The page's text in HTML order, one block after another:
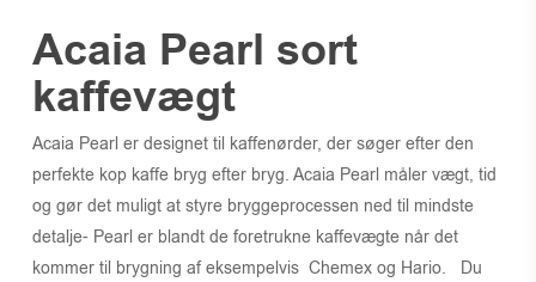
Acaia Pearl sort
kaffevægt
Acaia Pearl er designet til kaffenørder, der søger efter den
perfekte kop kaffe bryg efter bryg. Acaia Pearl måler vægt, tid
og gør det muligt at styre bryggeprocessen ned til mindste
detalje- Pearl er blandt de foretrukne kaffevægte når det
kommer til brygning af eksempelvis Chemex og Hario. Du